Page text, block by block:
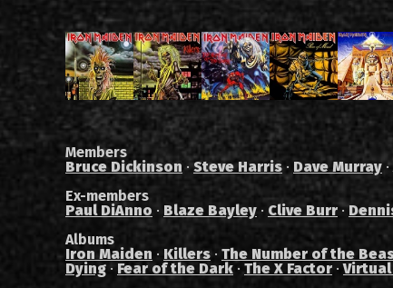
Members
Bruce Dickinson ·Steve Harris · Dave Murray ·
Ex-members
Paul DiAnno · Blaze Bayley · Clive Burr ·
Albums
Iron Maiden · Killers · The Number of the
Dying · Fear of the Dark · The X Factor ·Virtual